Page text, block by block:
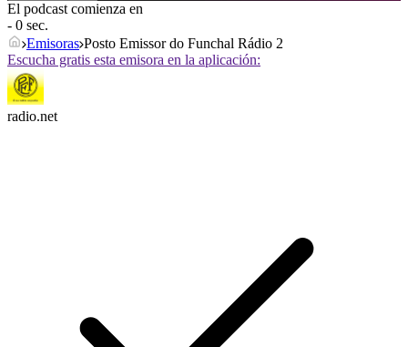
El podcast comienza en
- 0 sec.
Emisoras Posto Emissor do Funchal Rádio 2
Escucha gratis esta emisora en la aplicación:
radio.net